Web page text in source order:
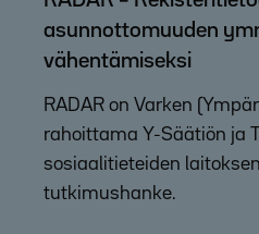
asunnottomuuden
vähentämiseksi
RADAR on Varken
rahoittama Y-Säätiön ja
sosiaalitieteiden
tutkimushanke.